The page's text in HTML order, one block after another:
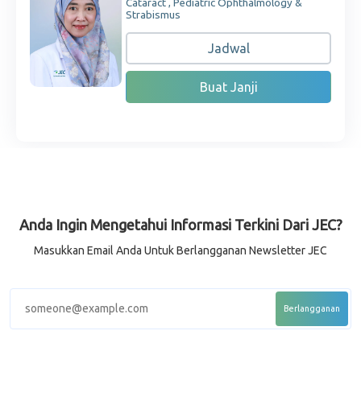
Cataract , Pediatric Ophthalmology &
Strabismus
Jadwal
Buat Janji
Anda Ingin Mengetahui Informasi Terkini Dari JEC?
Masukkan Email Anda Untuk Berlangganan Newsletter JEC